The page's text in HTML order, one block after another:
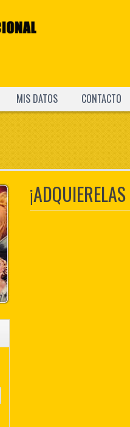
MIS DATOS CONTACTO